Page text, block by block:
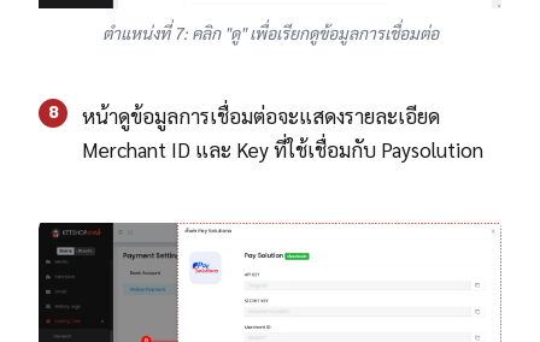
ตำแหน่งที่ 7: คลิก "ดู" เพื่อเรียกดูข้อมูลการเชื่อมต่อ
8
หน้าดูข้อมูลการเชื่อมต่อจะแสดงรายละเอียด
Merchant ID และ Key ที่ใช้เชื่อมกับ Paysolution